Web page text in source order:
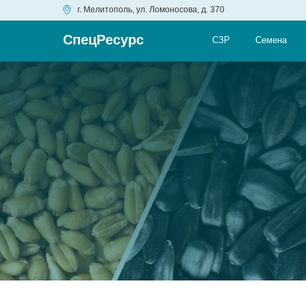
г. Мелитополь, ул. Ломоносова, д. 370
СпецРесурс СЗР Семена